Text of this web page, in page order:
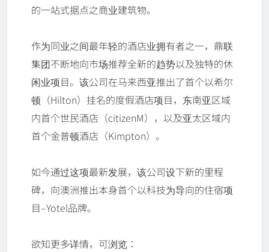
的一站式据点之商业建筑物。
作为同业之间最年轻的酒店业拥有者之一，鼎联
集团不断地向市场推荐全新的趋势以及独特的休
闲业项目。该公司在马来西亚推出了首个以希尔
顿（Hilton）挂名的度假酒店项目，东南亚区域
内首个世民酒店（citizenM），以及亚太区域内
首个金普顿酒店（Kimpton）。
如今通过这项最新发展，该公司设下新的里程
碑，向澳洲推出本身首个以科技为导向的住宿项
目–Yotel品牌。
欲知更多详情，可浏览：